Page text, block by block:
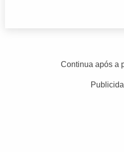
Continua após a